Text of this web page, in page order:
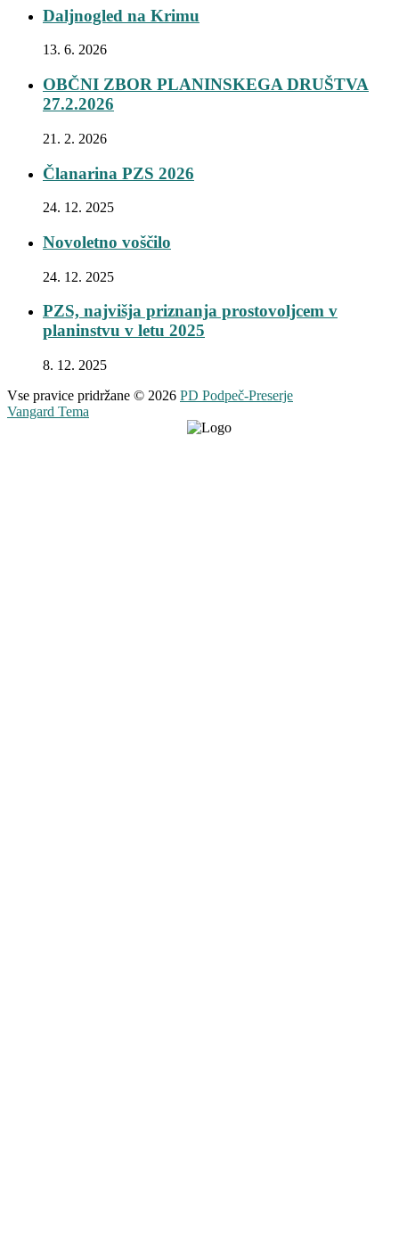
Daljnogled na Krimu
13. 6. 2026
OBČNI ZBOR PLANINSKEGA DRUŠTVA
27.2.2026
21. 2. 2026
Članarina PZS 2026
24. 12. 2025
Novoletno voščilo
24. 12. 2025
PZS, najvišja priznanja prostovoljcem v
planinstvu v letu 2025
8. 12. 2025
Vse pravice pridržane © 2026 PD Podpeč-Preserje
Vangard Tema